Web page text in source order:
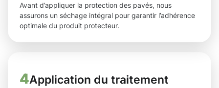
Avant d’appliquer la protection des pavés, nous
assurons un séchage intégral pour garantir l’adhérence
optimale du produit protecteur.
4Application du traitement